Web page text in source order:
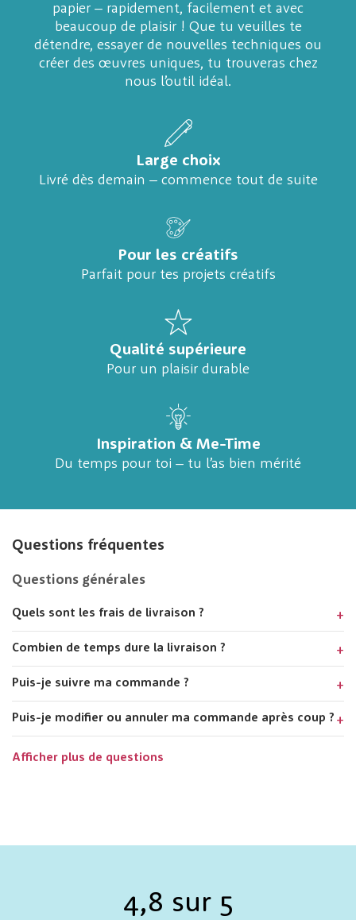
papier – rapidement, facilement et avec
beaucoup de plaisir ! Que tu veuilles te
détendre, essayer de nouvelles techniques ou
créer des œuvres uniques, tu trouveras chez
nous l’outil idéal.
Large choix
Livré dès demain – commence tout de suite
Pour les créatifs
Parfait pour tes projets créatifs
Qualité supérieure
Pour un plaisir durable
Inspiration & Me-Time
Du temps pour toi – tu l’as bien mérité
Questions fréquentes
Questions générales
Quels sont les frais de livraison ?
Combien de temps dure la livraison ?
Puis-je suivre ma commande ?
Puis-je modifier ou annuler ma commande après coup ?
Afficher plus de questions
4,8 sur 5